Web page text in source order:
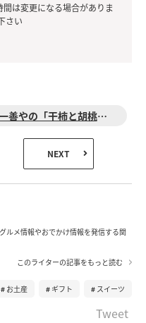
は変更になる場合がありま
さい
と胡桃と無花果のミルフィーユ」
NEXT
ルメ情報やおでかけ情報を発信する関
このライターの記事をもっと読む
お土産 ギフト スイーツ
Tweet